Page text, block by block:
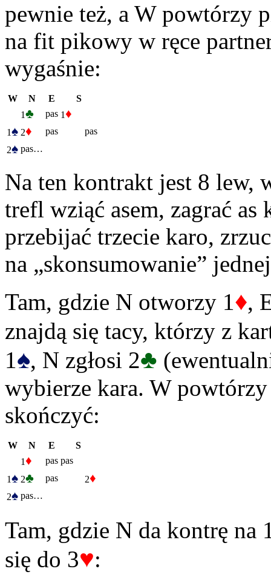
pewnie też, a W powtórzy
na fit pikowy w ręce
wygaśnie:
W N E
S
1♣ pas 1♦
1♠ 2♦ pas
pas
2♠ pas…
Na ten kontrakt jest 8 lew,
trefl wziąć asem, zagrać as
przebijać trzecie karo,
na „skonsumowanie”
Tam, gdzie N otworzy 1♦,
znajdą się tacy, którzy z
1♠, N zgłosi 2♣
wybierze kara. W
skończyć:
W N E
S
1♦ pas pas
1♠ 2♣ pas 2♦
2♠ pas…
Tam, gdzie N da kontrę na
się do 3♥: